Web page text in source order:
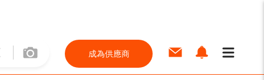
成為供應商